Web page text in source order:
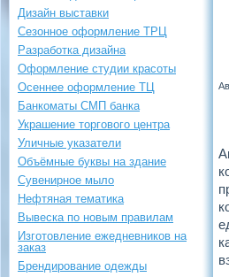
Дизайн выставки
Сезонное оформление ТРЦ
Разработка дизайна
Оформление студии красоты
Осеннее оформление ТЦ
Банкоматы СМП банка
Украшение торгового центра
Уличные указатели
Объёмные буквы на здание
Сувенирное мыло
Нефтяная тематика
Вывеска по новым правилам
Изготовление ежедневников на
заказ
Брендирование одежды